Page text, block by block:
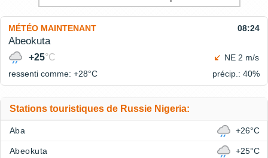
MÉTÉO MAINTENANT 08:24
Abeokuta
+25°C
NE 2 m/s
ressenti comme: +28°C précip.: 40%
Stations touristiques de Russie Nigeria:
Aba +26°C
Abeokuta +25°C